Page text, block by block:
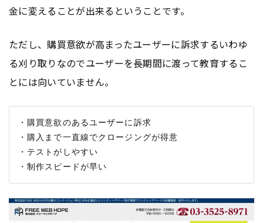
金に変えることが出来るということです。
ただし、購買意欲が高まったユーザーに訴求するいわゆ
る刈り取りなのでユーザーを長期間に渡って教育するこ
とには向いていません。
・購買意欲のあるユーザーに訴求
・購入まで一直線でクロージングが得意
・テストがしやすい